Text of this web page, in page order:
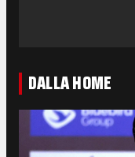
DALLA HOME